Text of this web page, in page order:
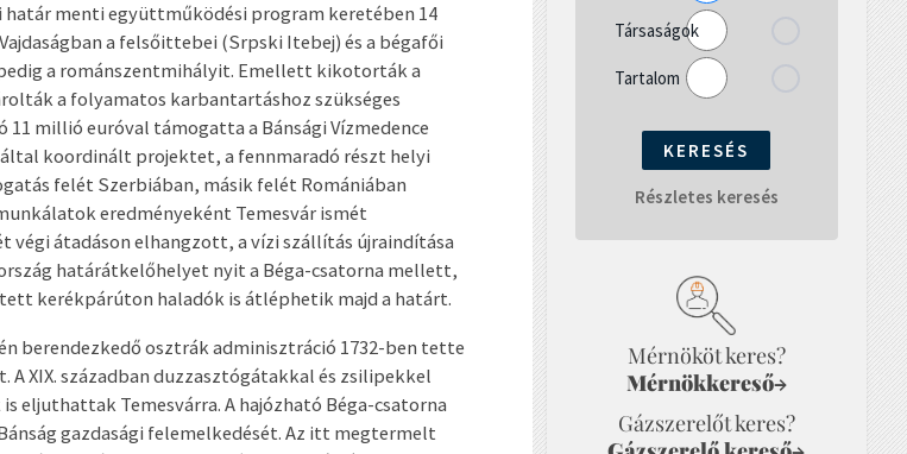
határ menti együttműködési program keretében 14
a felsőittebei (Srpski Itebej) és a bégafői
a románszentmihályit. Emellett kikotorták a
a folyamatos karbantartáshoz szükséges
11 millió euróval támogatta a Bánsági Vízmedence
által koordinált projektet, a fennmaradó részt helyi
felét Szerbiában, másik felét Romániában
eredményeként Temesvár ismét
végi átadáson elhangzott, a vízi szállítás újraindítása
határátkelőhelyet nyit a Béga-csatorna mellett,
kerékpárúton haladók is átléphetik majd a határt.
berendezkedő osztrák adminisztráció 1732-ben tette
A XIX. században duzzasztógátakkal és zsilipekkel
eljuthattak Temesvárra. A hajózható Béga-csatorna
gazdasági felemelkedését. Az itt megtermelt
Társaságok
Tartalom
Részletes keresés
Mérnököt keres?
Mérnökkereső→
Gázszerelőt keres?